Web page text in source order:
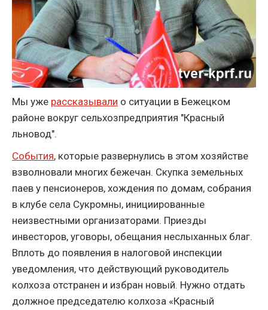
Мы уже рассказывали о ситуации в Бежецком
районе вокруг сельхозпредприятия "Красный
льновод".
События, которые развернулись в этом хозяйстве
взволновали многих бежечан. Скупка земельных
паев у пенсионеров, хождения по домам, собрания
в клубе села Сукромны, инициированные
неизвестными организаторами. Приезды
инвесторов, уговоры, обещания неслыханных благ.
Вплоть до появления в налоговой инспекции
уведомления, что действующий руководитель
колхоза отстранен и избран новый. Нужно отдать
должное председателю колхоза «Красный